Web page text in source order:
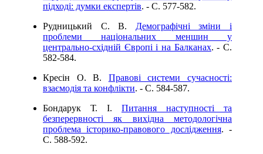
підході: думки експертів. - C. 577-582.
Рудницький С. В. Демографічні зміни і
проблеми національних меншин у
центрально-східній Європі і на Балканах. - C.
582-584.
Кресін О. В. Правові системи сучасності:
взаємодія та конфлікти. - C. 584-587.
Бондарук Т. І. Питання наступності та
безперервності як вихідна методологічна
проблема історико-правового дослідження. -
C. 588-592.